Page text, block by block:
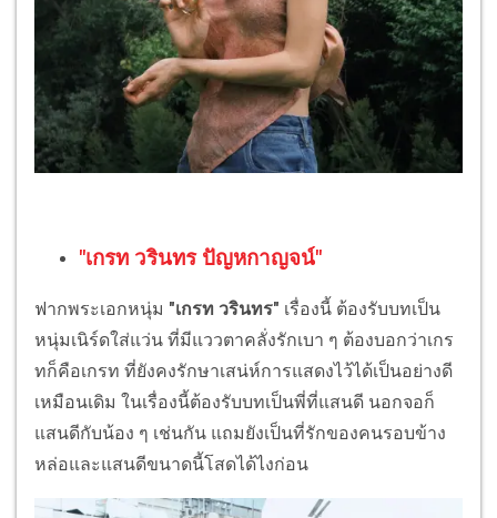
"เกรท วรินทร ปัญหกาญจน์"
ฟากพระเอกหนุ่ม "เกรท วรินทร" เรื่องนี้ ต้องรับบทเป็น
หนุ่มเนิร์ดใส่แว่น ที่มีแววตาคลั่งรักเบา ๆ ต้องบอกว่าเกร
ทก็คือเกรท ที่ยังคงรักษาเสน่ห์การแสดงไว้ได้เป็นอย่างดี
เหมือนเดิม ในเรื่องนี้ต้องรับบทเป็นพี่ที่แสนดี นอกจอก็
แสนดีกับน้อง ๆ เช่นกัน แถมยังเป็นที่รักของคนรอบข้าง
หล่อและแสนดีขนาดนี้โสดได้ไงก่อน